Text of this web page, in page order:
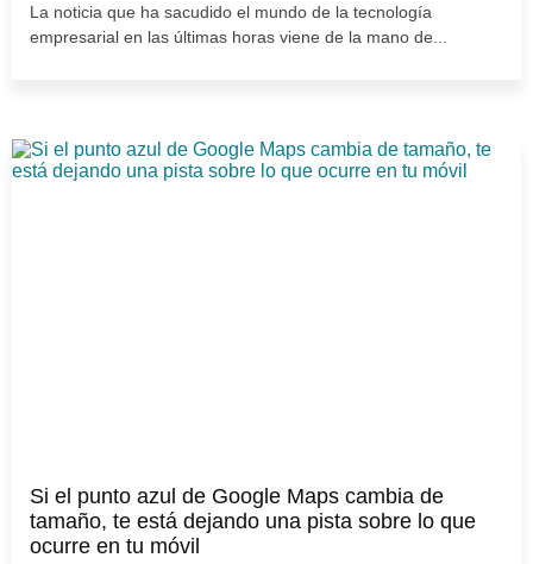
La noticia que ha sacudido el mundo de la tecnología
empresarial en las últimas horas viene de la mano de...
Si el punto azul de Google Maps cambia de
tamaño, te está dejando una pista sobre lo que
ocurre en tu móvil